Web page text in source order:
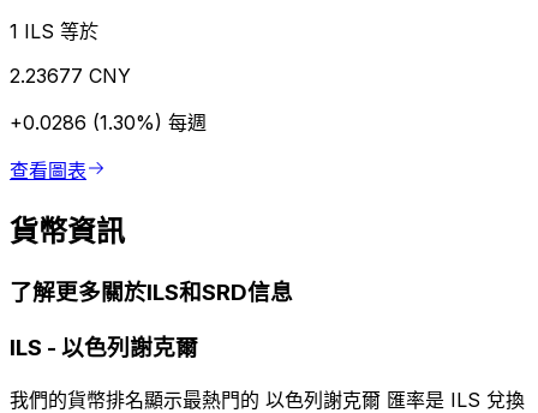
1 ILS 等於
2.23677 CNY
+0.0286 (1.30%) 每週
查看圖表
貨幣資訊
了解更多關於ILS和SRD信息
ILS - 以色列謝克爾
我們的貨幣排名顯示最熱門的 以色列謝克爾 匯率是 ILS 兌換